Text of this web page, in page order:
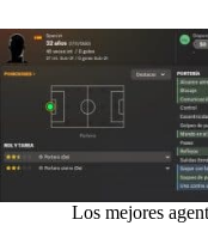
Los mejores